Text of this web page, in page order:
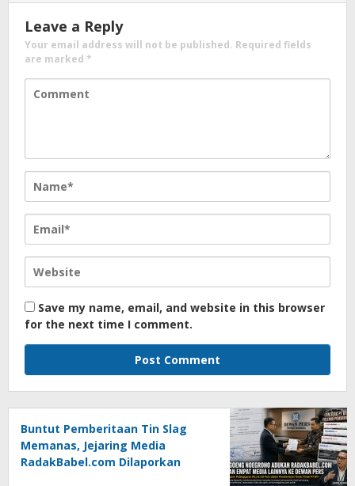
Leave a Reply
Your email address will not be published. Required fields
are marked *
Save my name, email, and website in this browser
for the next time I comment.
Buntut Pemberitaan Tin Slag
Memanas, Jejaring Media
RadakBabel.com Dilaporkan